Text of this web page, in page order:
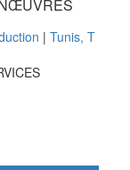
| Tunis, T